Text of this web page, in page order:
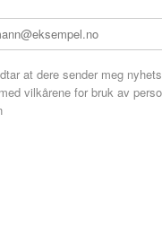
at dere sender meg
vilkårene for bruk av